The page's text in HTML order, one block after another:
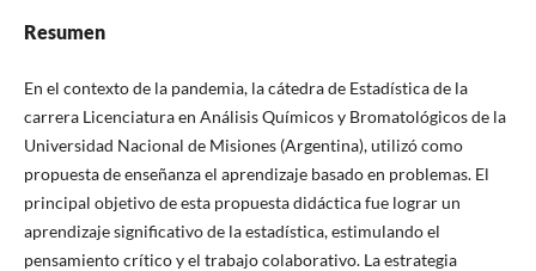
Resumen
En el contexto de la pandemia, la cátedra de Estadística de la
carrera Licenciatura en Análisis Químicos y Bromatológicos de la
Universidad Nacional de Misiones (Argentina), utilizó como
propuesta de enseñanza el aprendizaje basado en problemas. El
principal objetivo de esta propuesta didáctica fue lograr un
aprendizaje significativo de la estadística, estimulando el
pensamiento crítico y el trabajo colaborativo. La estrategia